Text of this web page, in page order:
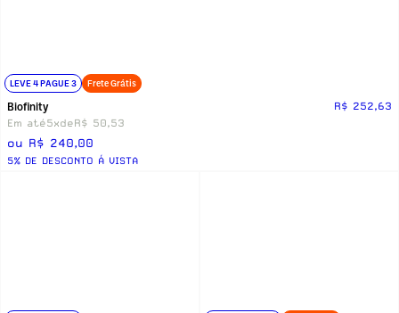
LEVE 4 PAGUE 3 Frete Grátis
Biofinity
R$ 252,63
Em até5xdeR$ 50,53
ou R$ 240,00
5% DE DESCONTO Á VISTA